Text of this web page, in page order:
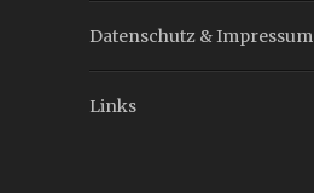
Datenschutz & Impressum
Links